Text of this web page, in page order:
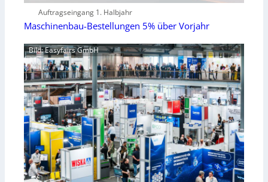
Auftragseingang 1. Halbjahr
Maschinenbau-Bestellungen 5% über Vorjahr
Bild: Easyfairs GmbH